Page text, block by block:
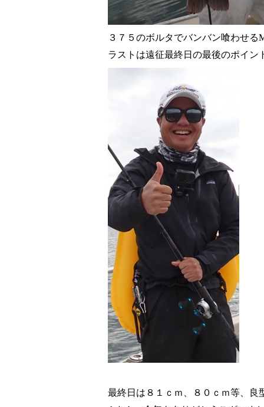
３７５のボルタでバンバン喰わせ
ラストは遠征最終日の最後のポイ
最終日は８１ｃｍ、８０ｃｍ等、良